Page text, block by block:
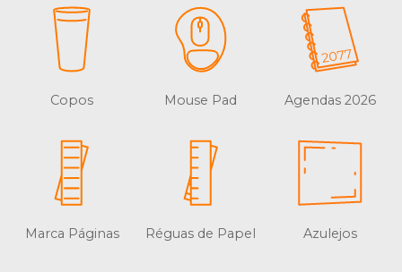
Copos Mouse Pad Agendas 2026
Marca Páginas Réguas de Papel Azulejos